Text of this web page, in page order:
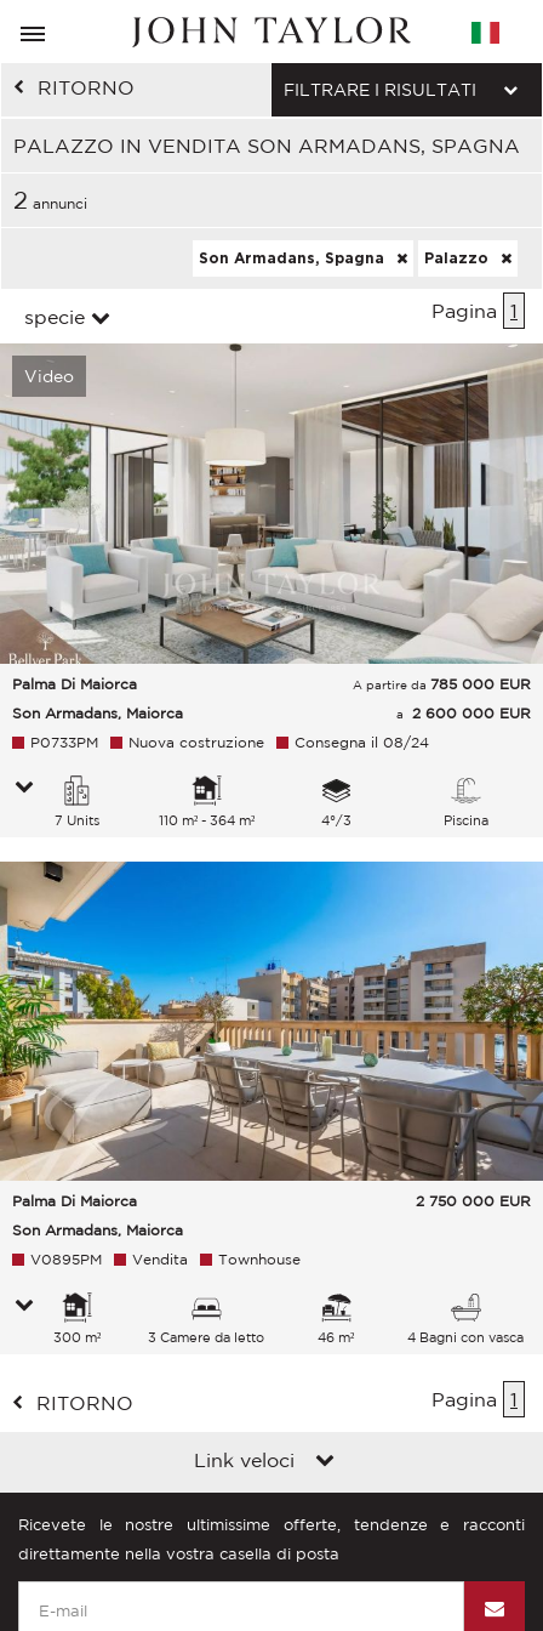
RITORNO
PALAZZO IN VENDITA SON ARMADANS, SPAGNA
FILTRARE I RISULTATI
2 annunci
Son Armadans, Spagna Palazzo
specie Pagina 1
Video
Palma Di Maiorca
Son Armadans, Maiorca
A partire da 785 000 EUR
a
2 600 000 EUR
P0733PM
Nuova costruzione Consegna il 08/24
7 Units 110 m² - 364 m² 4°/3 Piscina
Palma Di Maiorca
Son Armadans, Maiorca
2 750 000 EUR
V0895PM Vendita Townhouse
300 m² 3 Camere da letto 46 m² 4 Bagni con vasca
RITORNO Pagina 1
Link veloci
Ricevete le nostre ultimissime offerte, tendenze e racconti
direttamente nella vostra casella di posta